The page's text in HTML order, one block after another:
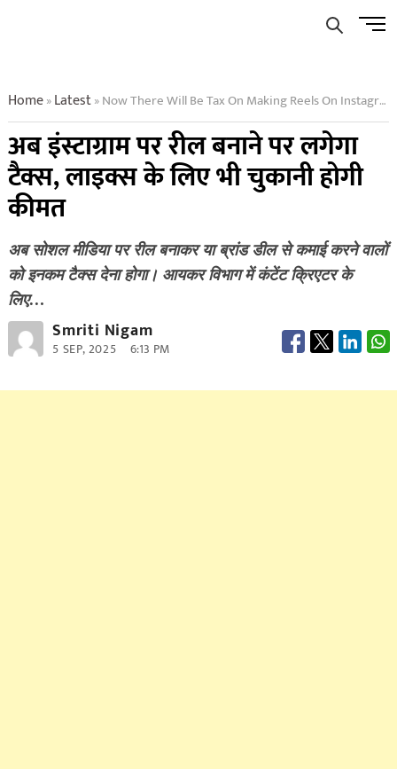
Menu
Home»Latest»Now There Will Be Tax On Making Reels On Instagram You Will Have To Pay The Price For Likes Too
अब इंस्टाग्राम पर रील बनाने पर लगेगा
टैक्स, लाइक्स के लिए भी चुकानी होगी
कीमत
अब सोशल मीडिया पर रील बनाकर या ब्रांड डील से कमाई करने वालों
को इनकम टैक्स देना होगा। आयकर विभाग में कंटेंट क्रिएटर के
लिए…
Smriti Nigam
5 SEP, 2025 6:13 PM